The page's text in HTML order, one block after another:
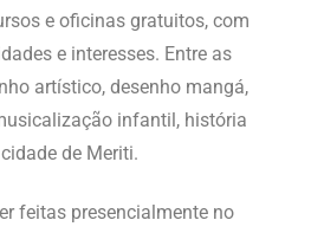
e oficinas gratuitos, com
e interesses. Entre as
artístico, desenho mangá,
infantil, história
de Meriti.
feitas presencialmente no